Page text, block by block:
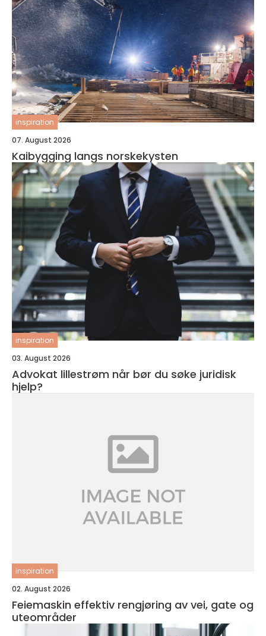
inspiration
07. August 2026
Kaibygging langs norskekysten
inspiration
03. August 2026
Advokat lillestrøm når bør du søke juridisk
hjelp?
inspiration
02. August 2026
Feiemaskin effektiv rengjøring av vei, gate og
uteområder